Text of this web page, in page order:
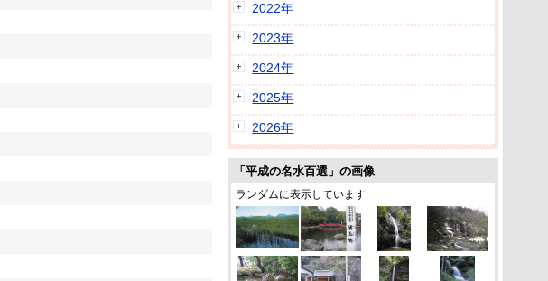
2022年
2023年
2024年
2025年
2026年
「平成の名水百選」の画像
ランダムに表示しています